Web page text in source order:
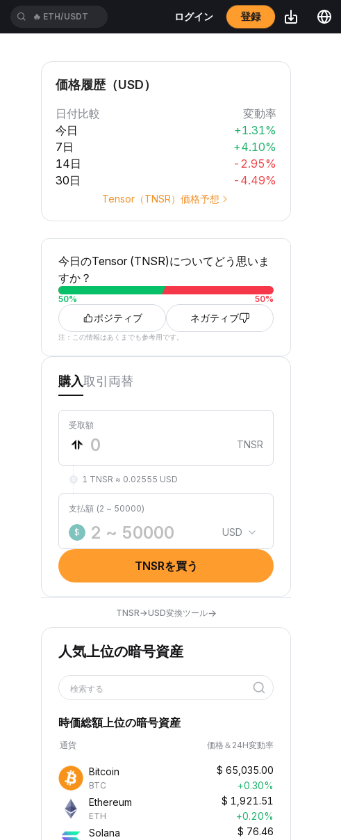
🔥 ETH/USDT ログイン 登録
価格履歴（USD）
日付比較
変動率
今日
+1.31%
7日
+4.10%
14日
-2.95%
30日
-4.49%
Tensor（TNSR）価格予想
今日のTensor (TNSR)についてどう思いま
すか？
50% 50%
ポジティブ ネガティブ
注：この情報はあくまでも参考用です。
購入取引 両替
受取額
TNSR
1 TNSR ≈ 0.02555 USD
支払額 (2 ~ 50000)
$ USD
TNSRを買う
TNSR→USD変換ツール→
人気上位の暗号資産
検索する
時価総額上位の暗号資産
通貨 価格＆24H変動率
Bitcoin
BTC
$ 65,035.00
+0.30%
Ethereum
ETH
$ 1,921.51
+0.20%
Solana
$ 76.46